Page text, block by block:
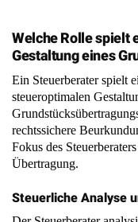
steueroptimalen
rechtssichere
Fokus des
Übertragung.
Steuerliche Analyse
Der Steuerberater
berücksichtigt dabei
Verwendungszweck und